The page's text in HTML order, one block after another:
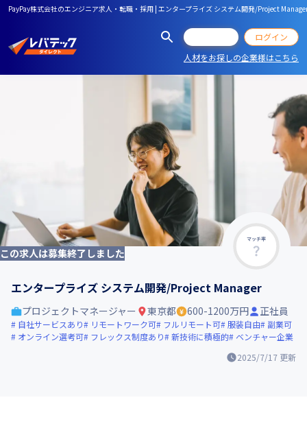
PayPay株式会社のエンジニア求人・転職・採用 | エンタープライズ システム開発/Project
ログイン
人材をお探しの企業様はこちら
マッチ率
この求人は募集終了しました
エンタープライズ システム開発/Project Manager
2025/7/17 更新
プロジェクトマネージャー 東京都 600-1200万円 正社員
自社サービスあり リモートワーク可 フルリモート可 服装自由
副業可
オンライン選考可
フレックス制度あり 新技術に積極的 ベンチャー企業